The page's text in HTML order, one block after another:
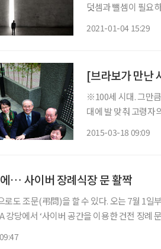
덧셈과 뺄셈이 필요
2021-01-04 15:29
※100세 시대. 그만
대에 발 맞춰 고령자
2015-03-18 09:09
… 사이버 장례식장 문 활짝
조문(弔問)을 할 수 있다. 오는 7월 1일부터 ‘사이버
에서 ‘사이버 공간을 이용한 건전 장례 문화 확산’세미나